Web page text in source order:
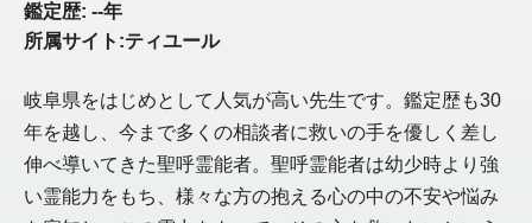
鑑定歴: --年
所属サイト:ティユール
岐阜県をはじめとして人気が高い先生です。鑑定歴も30
年を越し、今まで多くの相談者に救いの手を優しく差し
伸べ導いてきた聖呼霊能者。聖呼霊能者は幼少時より強
い霊能力をもち、様々な方の抱える心の中の不安や悩み